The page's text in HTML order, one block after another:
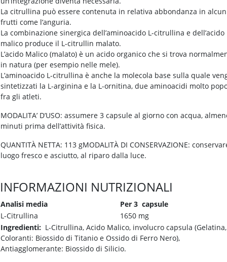
La citrullina può essere contenuta in relativa abbondanza in
frutti come l’anguria.
La combinazione sinergica dell’aminoacido L-citrullina e dell’acido
malico produce il L-citrullin malato.
L’acido Malico (malato) è un acido organico che si trova
in natura (per esempio nelle mele).
L’aminoacido L-citrullina è anche la molecola base sulla quale
sintetizzati la L-arginina e la L-ornitina, due aminoacidi molto
fra gli atleti.
MODALITA’ D’USO: assumere 3 capsule al giorno con acqua,
minuti prima dell’attività fisica.
QUANTITÀ NETTA: 113 gMODALITÀ DI CONSERVAZIONE:
luogo fresco e asciutto, al riparo dalla luce.
INFORMAZIONI NUTRIZIONALI
Analisi media
Per 3 capsule
L-Citrullina
1650 mg
Ingredienti: L-Citrullina, Acido Malico, involucro capsula (Gelatina,
Coloranti: Biossido di Titanio e Ossido di Ferro Nero),
Antiagglomerante: Biossido di Silicio.